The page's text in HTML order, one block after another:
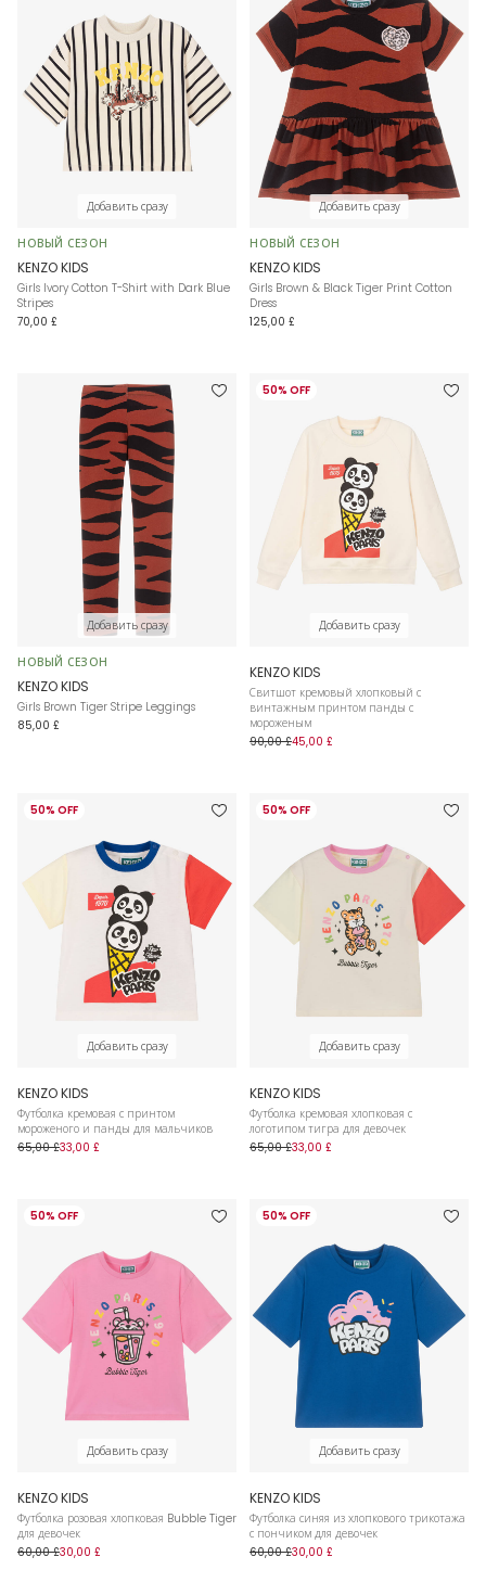
Добавить сразу
НОВЫЙ СЕЗОН
KENZO KIDS
Girls Ivory Cotton T-Shirt with Dark Blue
Stripes
70,00 £
Добавить сразу
НОВЫЙ СЕЗОН
KENZO KIDS
Girls Brown & Black Tiger Print Cotton
Dress
125,00 £
Добавить сразу
НОВЫЙ СЕЗОН
KENZO KIDS
Girls Brown Tiger Stripe Leggings
85,00 £
50% OFF
Добавить сразу
KENZO KIDS
Свитшот кремовый хлопковый с
винтажным принтом панды с
мороженым
90,00 £45,00 £
50% OFF
Добавить сразу
KENZO KIDS
Футболка кремовая с принтом
мороженого и панды для мальчиков
65,00 £33,00 £
50% OFF
Добавить сразу
KENZO KIDS
Футболка кремовая хлопковая с
логотипом тигра для девочек
65,00 £33,00 £
50% OFF
Добавить сразу
KENZO KIDS
Футболка розовая хлопковая Bubble Tiger
для девочек
60,00 £30,00 £
50% OFF
Добавить сразу
KENZO KIDS
Футболка синяя из хлопкового трикотажа
с пончиком для девочек
60,00 £30,00 £